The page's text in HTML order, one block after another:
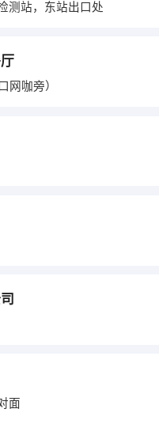
测站，东站出口处
网咖旁）
面